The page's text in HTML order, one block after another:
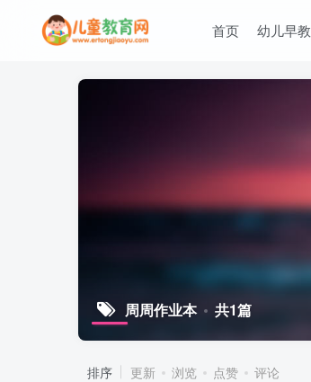
首页 幼儿早教
周周作业本 共1篇
排序 更新 浏览 点赞 评论